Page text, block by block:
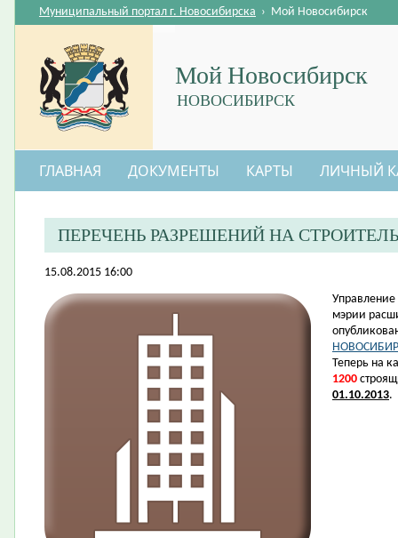
Мой Новосибирск
НОВОСИБИРСК
Муниципальный портал г. Новосибирска › Мой Новосибирск
ГЛАВНАЯ ДОКУМЕНТЫ КАРТЫ ЛИЧНЫЙ
ПЕРЕЧЕНЬ РАЗРЕШЕНИЙ НА
15.08.2015 16:00
​Управление
мэрии
Теперь на
1200
01.10.2013.